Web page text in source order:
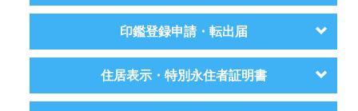
印鑑登録申請・転出届
住居表示・特別永住者証明書